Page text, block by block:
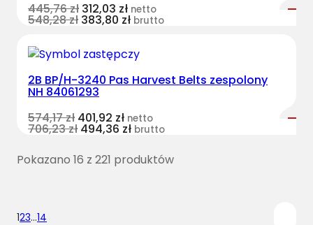
445,76zł 312,03 zł netto
548,28zł 383,80 zł brutto
2B BP/H-3240 Pas Harvest Belts zespolony
NH 84061293
574,17zł 401,92 zł netto
706,23zł 494,36 zł brutto
Pokazano 16 z 221 produktów
123…14